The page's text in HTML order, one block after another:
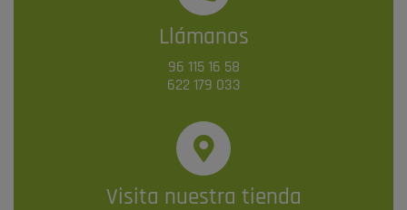
Llámanos
96 115 16 58
622 179 033
Visita nuestra tienda